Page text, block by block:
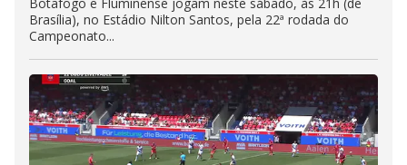
Brasília), no Estádio Nilton Santos, pela 22ª rodada do
Campeonato...